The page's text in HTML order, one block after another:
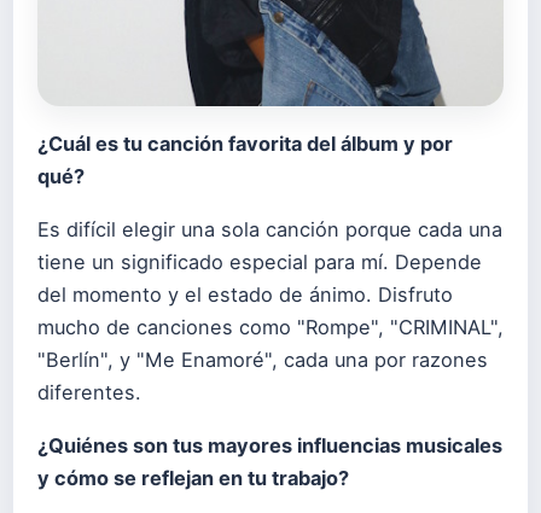
¿Cuál es tu canción favorita del álbum y por
qué?
Es difícil elegir una sola canción porque cada una
tiene un significado especial para mí. Depende
del momento y el estado de ánimo. Disfruto
mucho de canciones como "Rompe", "CRIMINAL",
"Berlín", y "Me Enamoré", cada una por razones
diferentes.
¿Quiénes son tus mayores influencias musicales
y cómo se reflejan en tu trabajo?